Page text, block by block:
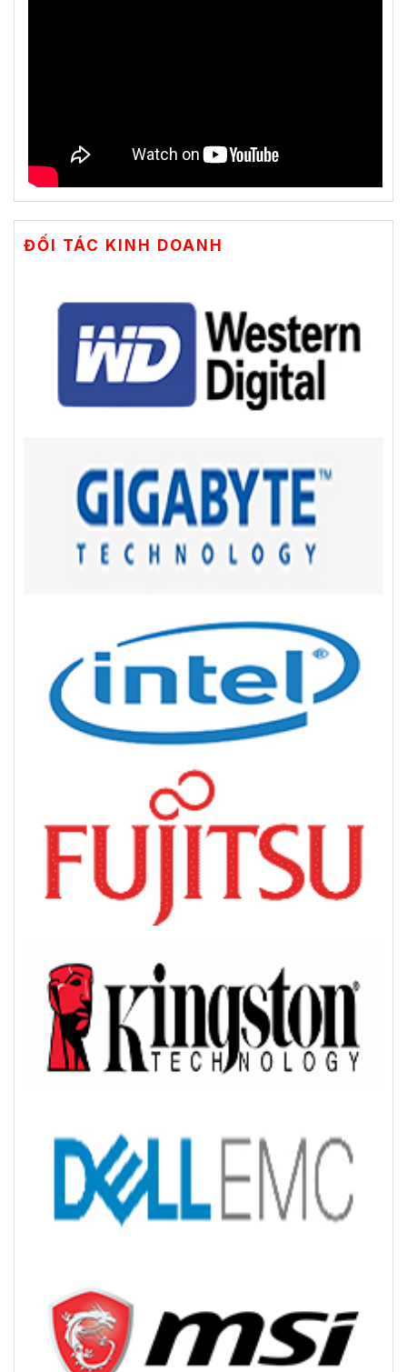
ĐỐI TÁC KINH DOANH